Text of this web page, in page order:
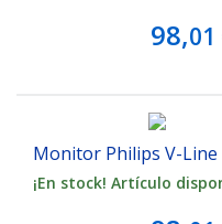
98,01
Monitor Philips V-Line
¡En stock! Artículo